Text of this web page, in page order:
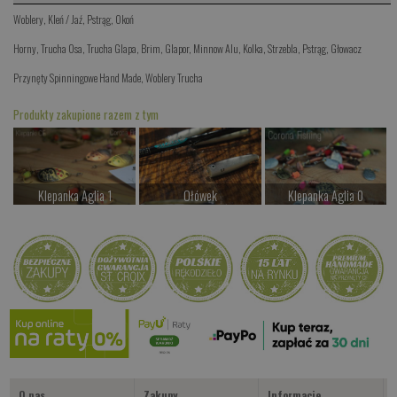
Woblery Kleń / Jaź Pstrąg, Okoń
Horny ,Trucha Osa ,Trucha Glapa Brim Glapor, Minnow Alu Kolka ,Strzebla Pstrąg, Głowacz
Przynęty Spinningowe Hand Made ,Woblery Trucha
Produkty zakupione razem z tym
Klepanka Aglia 1
Kup teraz >
Ołówek
Kup teraz >
Klepanka Aglia 0
Kup teraz >
Klepanka Aglia 00
od 26.00 PLN
Kup teraz >